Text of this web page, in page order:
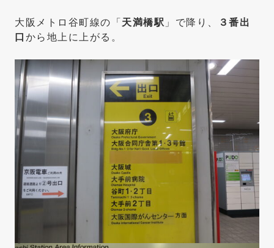
大阪メトロ谷町線の「 天満橋駅 」で降り、
３番出
口 から地上に上がる。